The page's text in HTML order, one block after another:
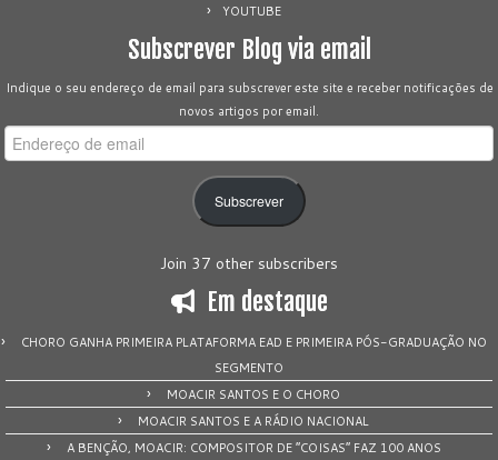
YOUTUBE
Subscrever Blog via email
Indique o seu endereço de email para subscrever este site e receber notificações de
novos artigos por email.
Endereço
de
Subscrever
Join 37 other subscribers
Em destaque
CHORO GANHA PRIMEIRA PLATAFORMA EAD E PRIMEIRA PÓS-GRADUAÇÃO NO
SEGMENTO
MOACIR SANTOS E O CHORO
MOACIR SANTOS E A RÁDIO NACIONAL
A BENÇÃO, MOACIR: COMPOSITOR DE “COISAS” FAZ 100 ANOS